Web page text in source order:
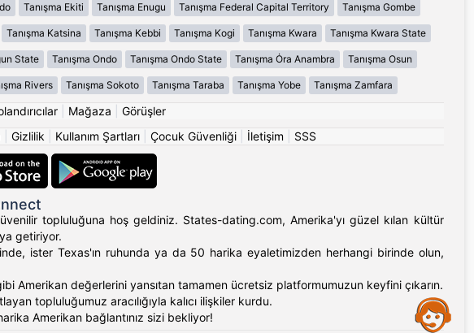
Tanışma Ekiti Tanışma Enugu Tanışma Federal Capital Territory Tanışma Gombe
Tanışma Katsina Tanışma Kebbi Tanışma Kogi Tanışma Kwara Tanışma Kwara State
State Tanışma Ondo Tanışma Ondo State Tanışma Ȯra Anambra Tanışma Osun
Rivers Tanışma Sokoto Tanışma Taraba Tanışma Yobe Tanışma Zamfara
Mağaza
Görüşler
Gizlilik Kullanım Şartları Çocuk Güvenliği İletişim SSS
topluluğuna hoş geldiniz. States-dating.com, Amerika'yı güzel kılan kültür
getiriyor.
ister Texas'ın ruhunda ya da 50 harika eyaletimizden herhangi birinde olun,
Amerikan değerlerini yansıtan tamamen ücretsiz platformumuzun keyfini çıkarın.
topluluğumuz aracılığıyla kalıcı ilişkiler kurdu.
Amerikan bağlantınız sizi bekliyor!
Assistance